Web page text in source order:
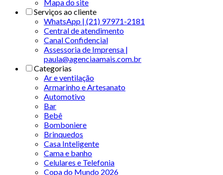
Mapa do site
Serviços ao cliente
WhatsApp | (21) 97971-2181
Central de atendimento
Canal Confidencial
Assessoria de Imprensa |
paula@agenciaamais.com.br
Categorias
Ar e ventilação
Armarinho e Artesanato
Automotivo
Bar
Bebê
Bomboniere
Brinquedos
Casa Inteligente
Cama e banho
Celulares e Telefonia
Copa do Mundo 2026